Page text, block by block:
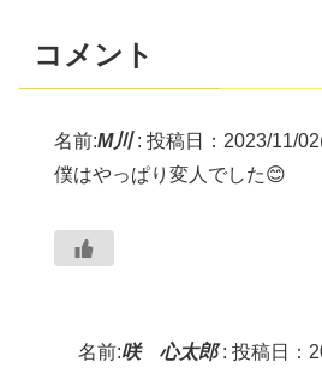
コメント
名前:M川: 投稿日：2023/11/
僕はやっぱり変人でした😊
名前:咲 心太郎: 投稿日：